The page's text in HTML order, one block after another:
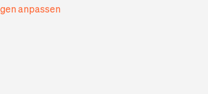
anpassen